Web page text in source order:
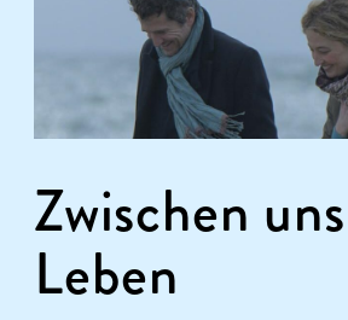
Zwischen
Leben